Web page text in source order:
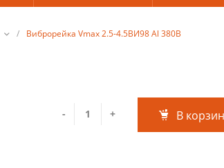
Пн-Пт: 08:00–17:00
84852919190@mail.ru
Кингисеппский, с.п.
Большое
Куземкино, мкр
Центральный, д. 12,
/ Виброрейка Vmax 2.5-4.5ВИ98 Al 380В
- + В